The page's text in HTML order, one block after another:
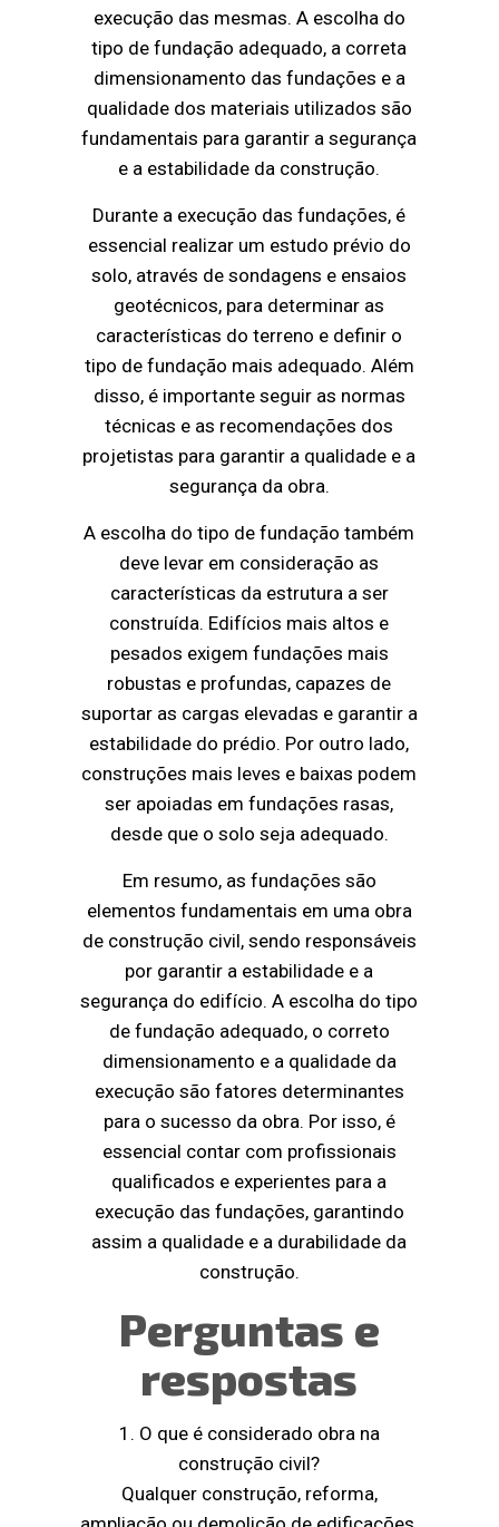
execução das mesmas. A escolha do
tipo de fundação adequado, a correta
dimensionamento das fundações e a
qualidade dos materiais utilizados são
fundamentais para garantir a segurança
e a estabilidade da construção.
Durante a execução das fundações, é
essencial realizar um estudo prévio do
solo, através de sondagens e ensaios
geotécnicos, para determinar as
características do terreno e definir o
tipo de fundação mais adequado. Além
disso, é importante seguir as normas
técnicas e as recomendações dos
projetistas para garantir a qualidade e a
segurança da obra.
A escolha do tipo de fundação também
deve levar em consideração as
características da estrutura a ser
construída. Edifícios mais altos e
pesados exigem fundações mais
robustas e profundas, capazes de
suportar as cargas elevadas e garantir a
estabilidade do prédio. Por outro lado,
construções mais leves e baixas podem
ser apoiadas em fundações rasas,
desde que o solo seja adequado.
Em resumo, as fundações são
elementos fundamentais em uma obra
de construção civil, sendo responsáveis
por garantir a estabilidade e a
segurança do edifício. A escolha do tipo
de fundação adequado, o correto
dimensionamento e a qualidade da
execução são fatores determinantes
para o sucesso da obra. Por isso, é
essencial contar com profissionais
qualificados e experientes para a
execução das fundações, garantindo
assim a qualidade e a durabilidade da
construção.
Perguntas e
respostas
1. O que é considerado obra na
construção civil?
Qualquer construção, reforma,